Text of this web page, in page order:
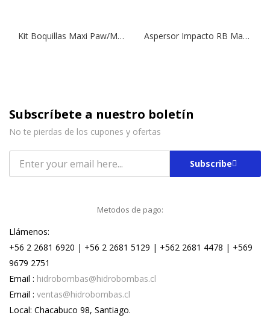
Kit Boquillas Maxi Paw/Maxi Bird Aspersor Impacto RB Maxi Bird, Modelo 2045 1/2 2045
Subscríbete a nuestro boletín
No te pierdas de los cupones y ofertas
Subscribe
Metodos de pago:
Llámenos:
+56 2 2681 6920 | +56 2 2681 5129 | +562 2681 4478 | +569
9679 2751
Email : hidrobombas@hidrobombas.cl
Email : ventas@hidrobombas.cl
Local: Chacabuco 98, Santiago.